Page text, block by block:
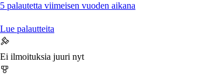
5 palautetta viimeisen vuoden aikana
Lue palautteita
Ei ilmoituksia juuri nyt